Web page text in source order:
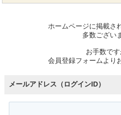
ホームページに掲載さ
多数ござい
お手数です
会員登録フォームより
メールアドレス（ログインID）